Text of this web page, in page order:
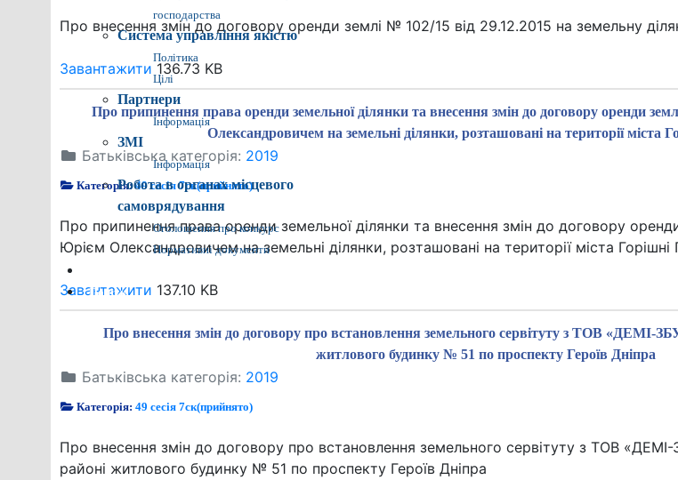
господарства
Система управління якістю
Політика
Цілі
Партнери
Інформація
ЗМІ
Інформація
Робота в органах місцевого
самоврядування
Оголошення про конкурс
Нормативні документи
Пошук
Про внесення змін до договору оренди землі № 102/15 від 29.12.2015 на земельну
Завантажити 136.73 KB
Про припинення права оренди земельної ділянки та внесення змін до договору оренди
Олександровичем на земельні ділянки, розташовані на території міста
Батьківська категорія: 2019
Категорія:49 сесія 7ск(прийнято)
Про припинення права оренди земельної ділянки та внесення змін до договору
Юрієм Олександровичем на земельні ділянки, розташовані на території міста Горішні
Завантажити 137.10 KB
Про внесення змін до договору про встановлення земельного сервітуту з ТОВ «ДЕМІ-
житлового будинку № 51 по проспекту Героїв Дніпра
Батьківська категорія: 2019
Категорія:49 сесія 7ск(прийнято)
Про внесення змін до договору про встановлення земельного сервітуту з ТОВ
районі житлового будинку № 51 по проспекту Героїв Дніпра